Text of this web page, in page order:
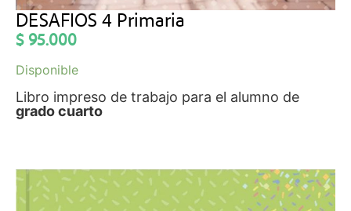
DESAFIOS 4 Primaria
$ 95.000
Disponible
Libro impreso de trabajo para el alumno de
grado cuarto